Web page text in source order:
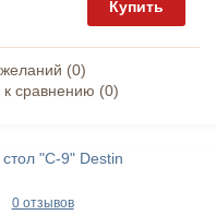
Купить
(0)
к сравнению (0)
"С-9" Destin
0 отзывов